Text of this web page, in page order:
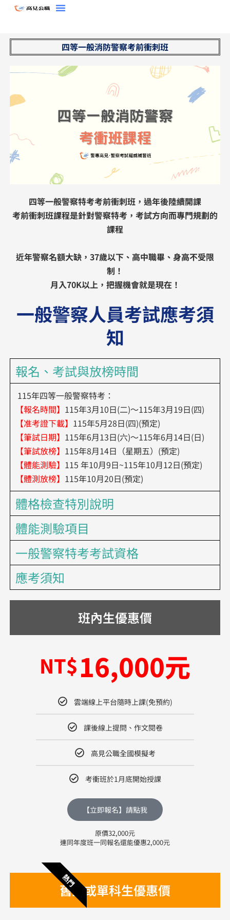
四等一般消防警察考前衝刺班
四等一般警察特考考前衝刺班，過年後陸續開課
考前衝刺班課程是針對警察特考，​考試方向而專門規劃的
課程
近年警察名額大缺，37歲以下、高中職畢、身高不受限
制！
月入70K以上，把握機會就是現在！
一般警察人員考試應考須
知
報名、考試與放榜時間
115年四等一般警察特考：
【報名時間】 115年3月10日(二)～115年3月19日(四)
【准考證下載】 115年5月28日(四)(預定)
【筆試日期】 115年6月13日(六)～115年6月14日(日)
【筆試放榜】 115年8月14日（星期五）(預定)
【體能測驗】 115 年10月9日~115年10月12日(預定)
【體測放榜】 115年10月20日(預定)
體格檢查特別說明
體能測驗項目
一般警察特考考試資格
應考須知
班內生優惠價
NT$16,000元
雲端線上平台隨時上課(免預約)
課後線上提問、作文閱卷
高見公職全國模擬考
考衝班於1月底開始授課
【立即報名】請點我
原價32,000元
連同年度班一同報名還能優惠2,000元
熱門
舊生或單科生優惠價